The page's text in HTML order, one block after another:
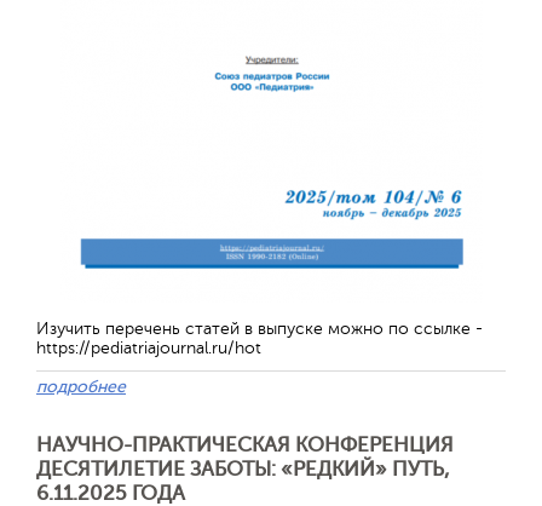
Изучить перечень статей в выпуске можно по ссылке -
https://pediatriajournal.ru/hot
подробнее
НАУЧНО-ПРАКТИЧЕСКАЯ КОНФЕРЕНЦИЯ
ДЕСЯТИЛЕТИЕ ЗАБОТЫ: «РЕДКИЙ» ПУТЬ,
6.11.2025 ГОДА